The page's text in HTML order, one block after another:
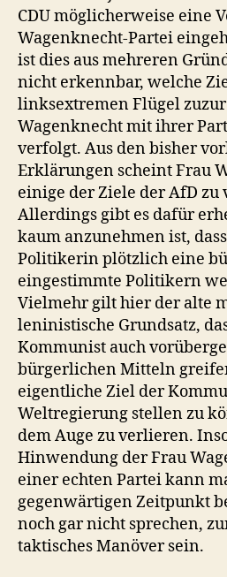
CDU möglicherweise eine
Wagenknecht-Partei
ist dies aus mehreren
nicht erkennbar, welche
linksextremen Flügel
Wagenknecht mit ihrer
verfolgt. Aus den bisher
Erklärungen scheint Frau
einige der Ziele der AfD zu
Allerdings gibt es dafür
kaum anzunehmen ist,
Politikerin plötzlich eine
eingestimmte Politikern
Vielmehr gilt hier der alte
leninistische Grundsatz,
Kommunist auch
bürgerlichen Mitteln
eigentliche Ziel der
Weltregierung stellen zu
dem Auge zu verlieren.
Hinwendung der Frau
einer echten Partei kann
gegenwärtigen Zeitpunkt
noch gar nicht sprechen,
taktisches Manöver sein.